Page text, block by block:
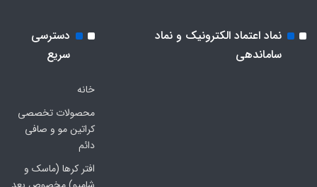
نماد اعتماد الکترونیک و نماد
ساماندهی
دسترسی
سریع
خانه
محصولات تخصصی
کراتین مو و صافی
دائم
افتر کرها (ماسک و